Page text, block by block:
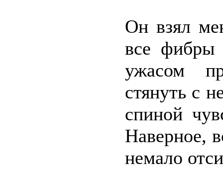
Он взял
все фибры
ужасом
стянуть с
спиной
Наверное,
немало